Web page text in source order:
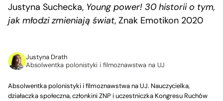
Justyna Suchecka, Young power! 30 historii o tym,
jak młodzi zmieniają świat, Znak Emotikon 2020
Justyna Drath
Absolwentka polonistyki i filmoznawstwa na UJ
Absolwentka polonistyki i filmoznawstwa na UJ. Nauczycielka,
działaczka społeczna, członkini ZNP i uczestniczka Kongresu Ruchów